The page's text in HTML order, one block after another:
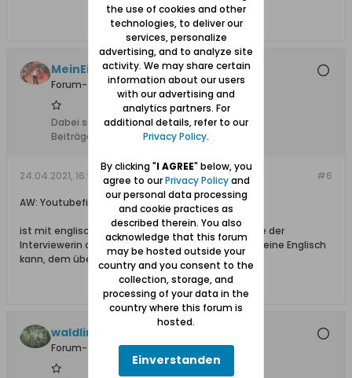
MeinEichwalde
Forum-Teilnehmer
Dabei seit:
06.10.2008
Beiträge:
#6
24.04.2021, 16:50
AW: Youtubefilm über das Gebiet um Marienau
ist mit englischen Untertiteln, besonders die Frage der
Interviewerin an Herrn Kepski ist interessant. Wer keine Englisch
kann, dem übersetze ich gerne
waldling +6.8.2023
Forum-Teilnehmer
the use of cookies and other
technologies, to deliver our
services, personalize
advertising, and to analyze site
activity. We may share certain
information about our users
with our advertising and
analytics partners. For
additional details, refer to our
Privacy Policy.
By clicking "I AGREE" below, you
agree to ourPrivacy Policyand
our personal data processing
and cookie practices as
described therein. You also
acknowledge that this forum
may be hosted outside your
country and you consent to the
collection, storage, and
processing of your data in the
country where this forum is
hosted.
Einverstanden